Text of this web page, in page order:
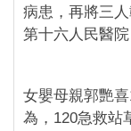
病患，再將三
第十六人民醫院
女嬰母親郭艷
為，120急救站